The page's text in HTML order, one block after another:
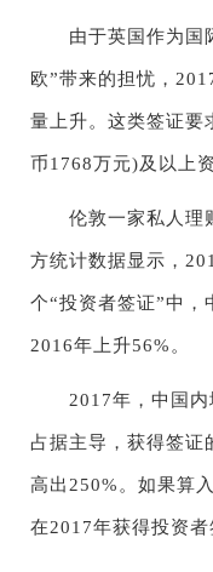
由于英国作为国际
欧”带来的担忧，
量上升。这类签证要
币1768万元)及以上
伦敦一家私人理财
方统计数据显示，
个“投资者签证”中，
2016年上升56%。
2017年，中国内
占据主导，获得签证
高出250%。如果算
在2017年获得投资者